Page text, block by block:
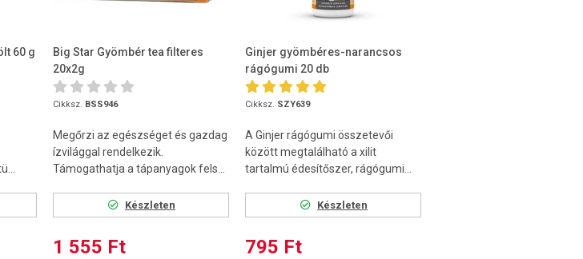
60 g
Big Star Gyömbér tea filteres
20x2g
Cikksz. BSS946
Megőrzi az egészséget és gazdag
ízvilággal rendelkezik.
Támogathatja a tápanyagok fels...
Készleten
1 555 Ft
Ginjer gyömbéres-narancsos
rágógumi 20 db
Cikksz. SZY639
A Ginjer rágógumi összetevői
között megtalálható a xilit
tartalmú édesítőszer, rágógumi...
Készleten
795 Ft